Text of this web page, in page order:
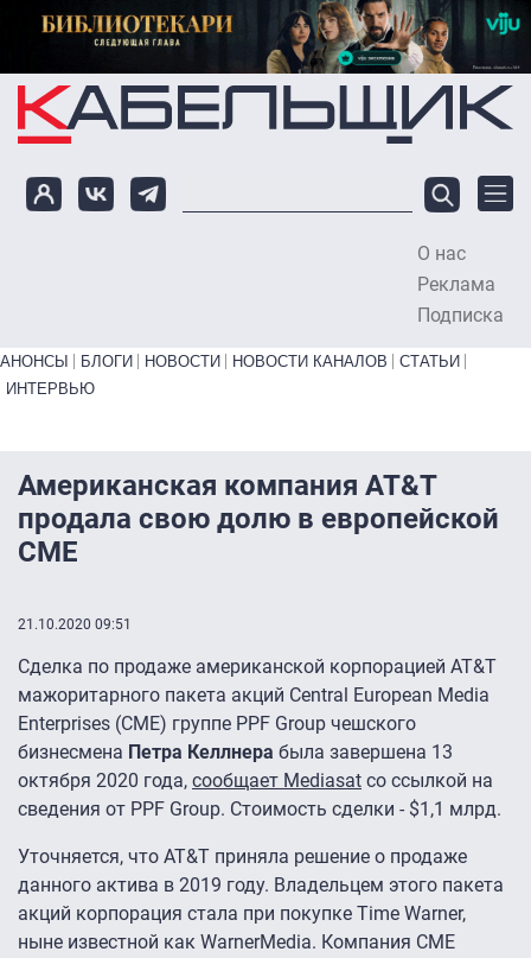
Перейти к основному содержанию
О нас
Реклама
Подписка
Primary links bottom
АНОНСЫ БЛОГИ НОВОСТИ НОВОСТИ КАНАЛОВ
СТАТЬИ
ИНТЕРВЬЮ
Американская компания AT&T
продала свою долю в европейской
CME
21.10.2020 09:51
Сделка по продаже американской корпорацией AT&T
мажоритарного пакета акций Central European Media
Enterprises (CME) группе PPF Group чешского
бизнесмена Петра Келлнера была завершена 13
октября 2020 года, сообщает Mediasat со ссылкой на
сведения от PPF Group. Стоимость сделки - $1,1 млрд.
Уточняется, что AT&T приняла решение о продаже
данного актива в 2019 году. Владельцем этого пакета
акций корпорация стала при покупке Time Warner,
ныне известной как WarnerMedia. Компания CME